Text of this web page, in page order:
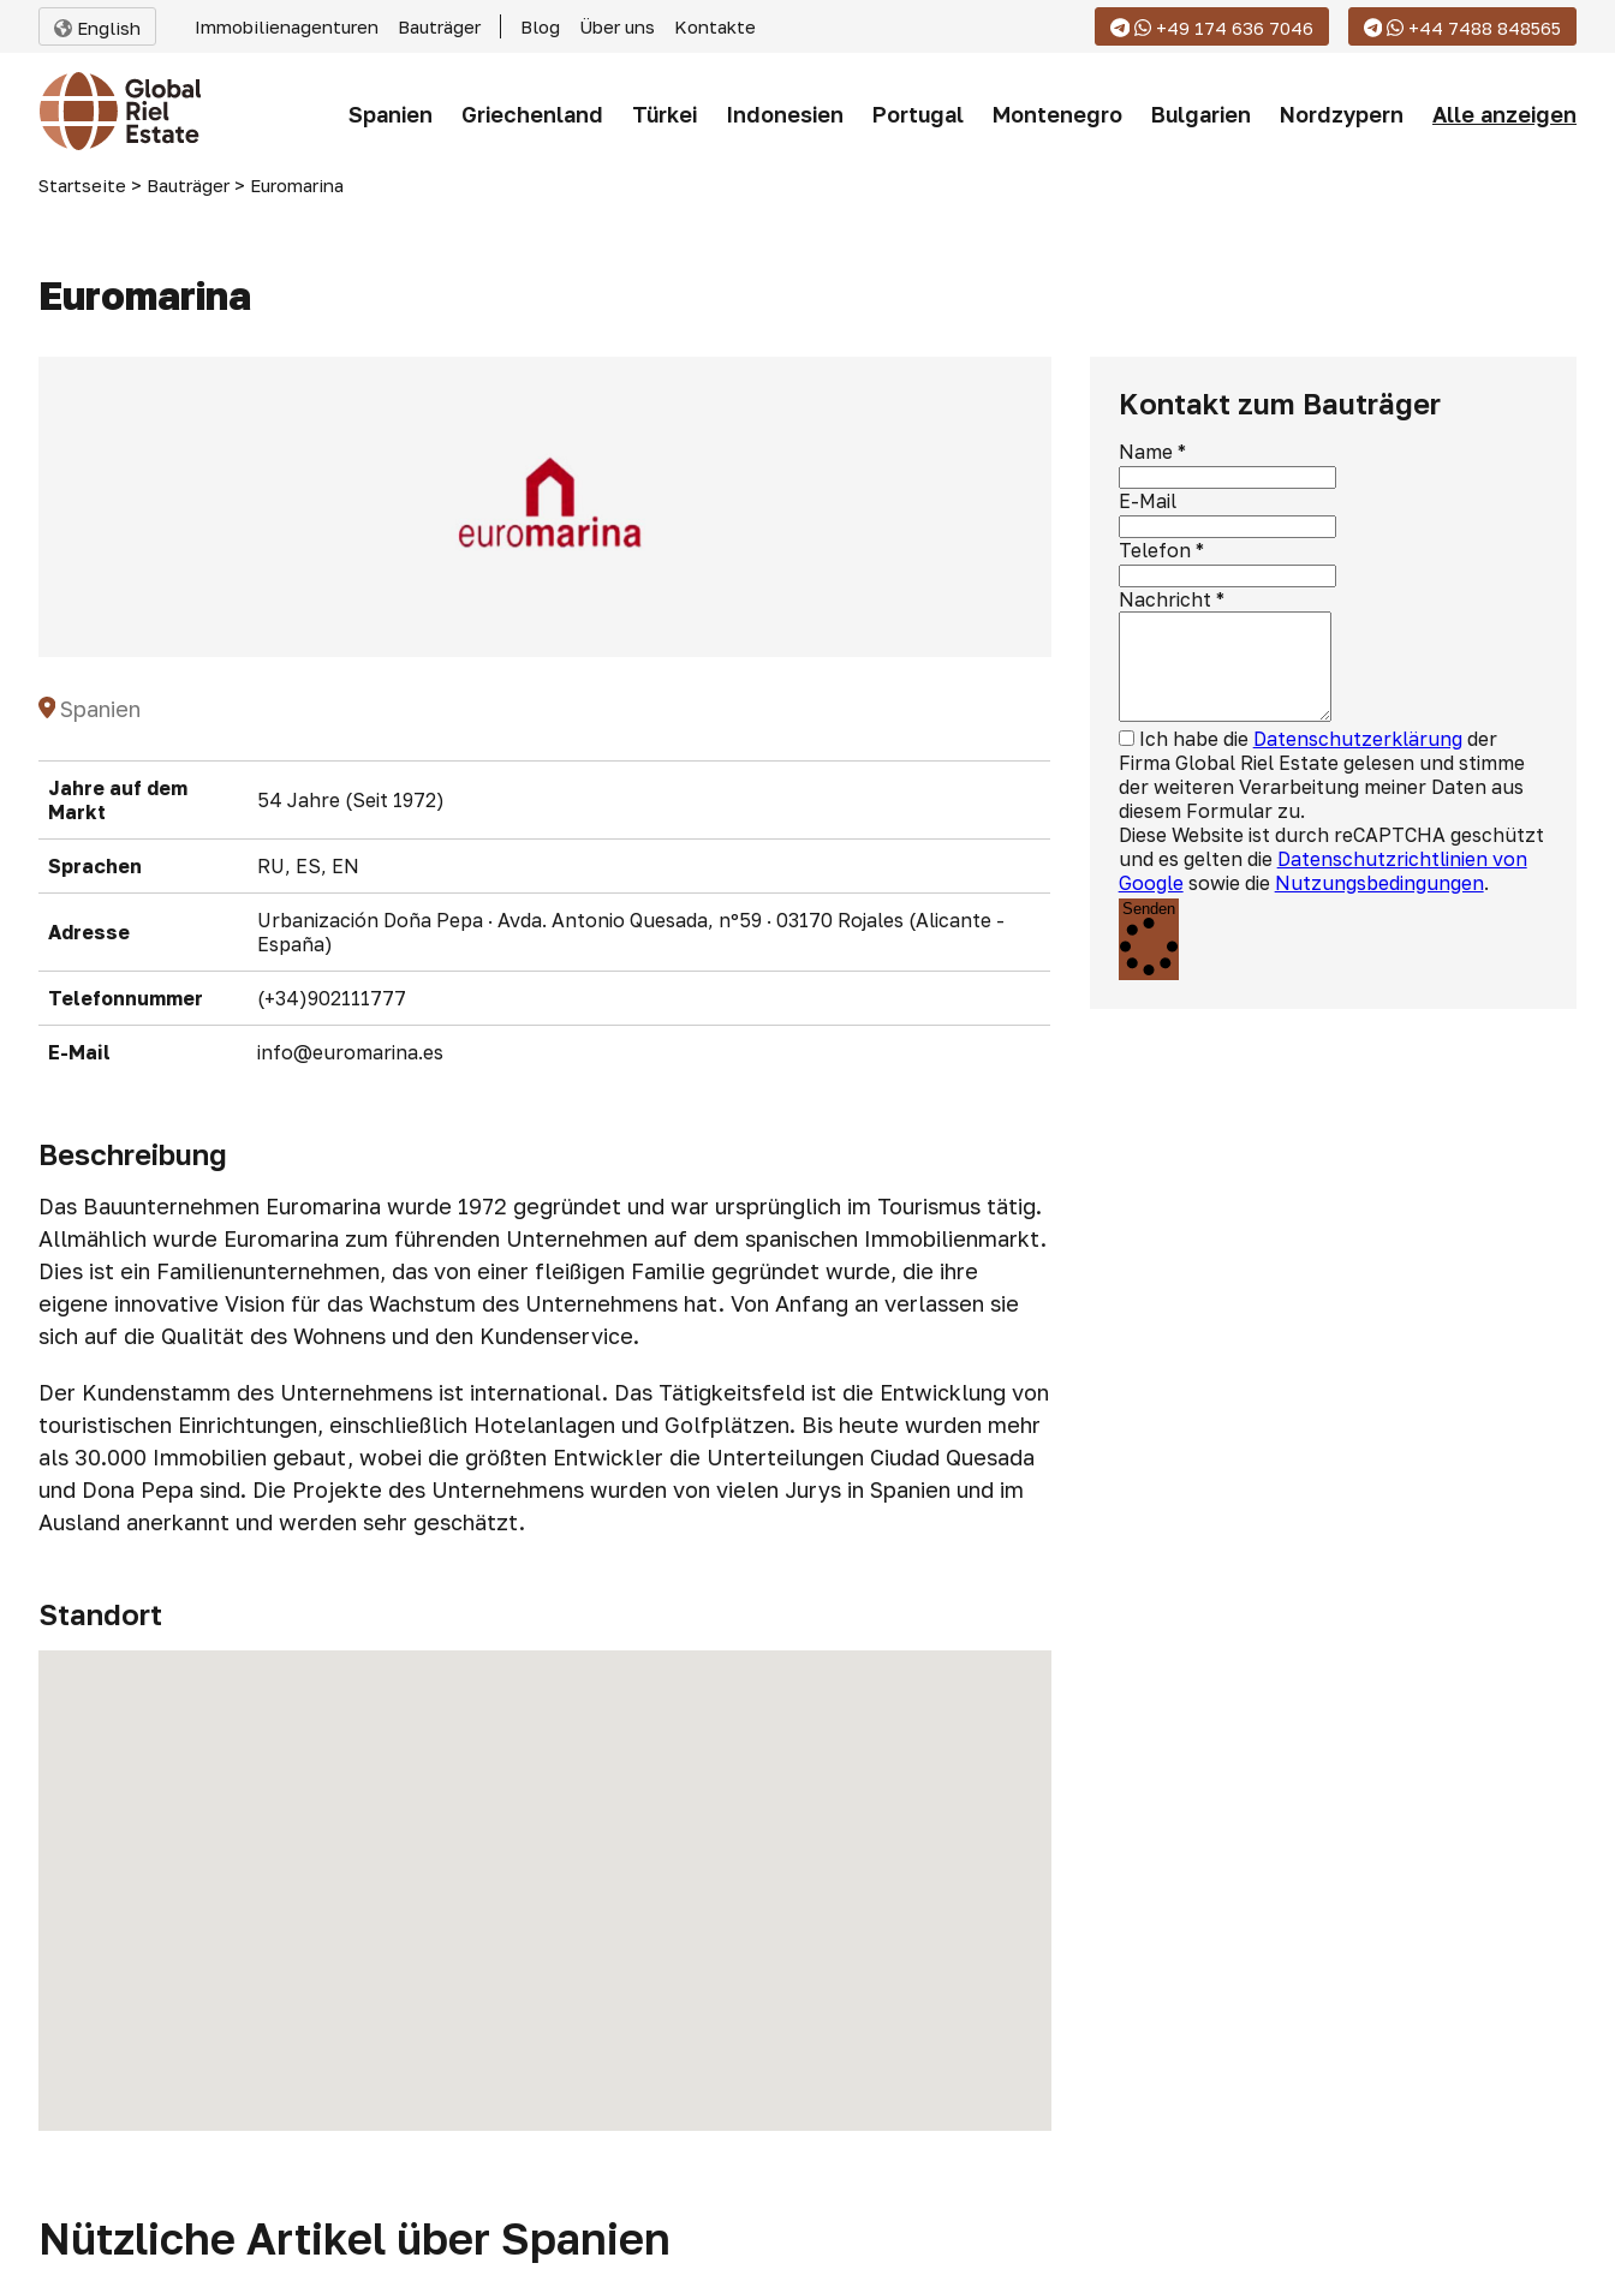
English Immobilienagenturen Bauträger Blog Über uns Kontakte +49 174 636 7046 +44 7488 848565
Spanien Griechenland Türkei Indonesien Portugal Montenegro Bulgarien Nordzypern Alle anzeigen
Startseite > Bauträger > Euromarina
Euromarina
Spanien
Jahre auf dem
Markt
54 Jahre (Seit 1972)
Sprachen RU, ES, EN
Adresse
Urbanización Doña Pepa · Avda. Antonio Quesada, nº59 · 03170 Rojales (Alicante -
España)
Telefonnummer (+34)902111777
E-Mail info@euromarina.es
Beschreibung
Das Bauunternehmen Euromarina wurde 1972 gegründet und war ursprünglich im Tourismus tätig.
Allmählich wurde Euromarina zum führenden Unternehmen auf dem spanischen Immobilienmarkt.
Dies ist ein Familienunternehmen, das von einer fleißigen Familie gegründet wurde, die ihre
eigene innovative Vision für das Wachstum des Unternehmens hat. Von Anfang an verlassen sie
sich auf die Qualität des Wohnens und den Kundenservice.
Der Kundenstamm des Unternehmens ist international. Das Tätigkeitsfeld ist die Entwicklung von
touristischen Einrichtungen, einschließlich Hotelanlagen und Golfplätzen. Bis heute wurden mehr
als 30.000 Immobilien gebaut, wobei die größten Entwickler die Unterteilungen Ciudad Quesada
und Dona Pepa sind. Die Projekte des Unternehmens wurden von vielen Jurys in Spanien und im
Ausland anerkannt und werden sehr geschätzt.
Standort
Kontakt zum Bauträger
Name*
E-Mail
Telefon*
Nachricht *
Ich habe die Datenschutzerklärungder
Firma Global Riel Estate gelesen und stimme
der weiteren Verarbeitung meiner Daten aus
diesem Formular zu.
Diese Website ist durch reCAPTCHA geschützt
und es gelten die Datenschutzrichtlinien von
Googlesowie die Nutzungsbedingungen.
Senden
Nützliche Artikel über Spanien